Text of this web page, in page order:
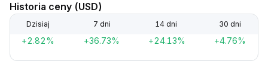
Historia ceny (USD)
Dzisiaj 7 dni 14 dni 30 dni
+2.82% +36.73% +24.13% +4.76%